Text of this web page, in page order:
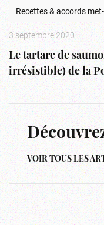
Recettes & accords
3 septembre 2020
Le tartare de
irrésistible) de la
VOIR TOUS LES